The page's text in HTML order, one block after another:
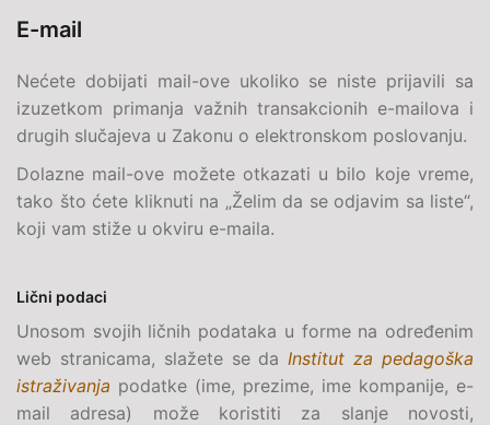
E-mail
Nećete dobijati mail-ove ukoliko se niste prijavili sa
izuzetkom primanja važnih transakcionih e-mailova i
drugih slučajeva u Zakonu o elektronskom poslovanju.
Dolazne mail-ove možete otkazati u bilo koje vreme,
tako što ćete kliknuti na „Želim da se odjavim sa liste“,
koji vam stiže u okviru e-maila.
Lični podaci
Unosom svojih ličnih podataka u forme na određenim
web stranicama, slažete se daInstitut za pedagoška
istraživanja podatke (ime, prezime, ime kompanije, e-
mail adresa) može koristiti za slanje novosti,